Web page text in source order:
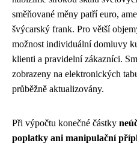
směňované měny patří euro,
švýcarský frank. Pro větší
možnost individuální domluvy
klienti a pravidelní zákazníci.
zobrazeny na elektronických
průběžně aktualizovány.
Při výpočtu konečné částky
poplatky ani manipulační